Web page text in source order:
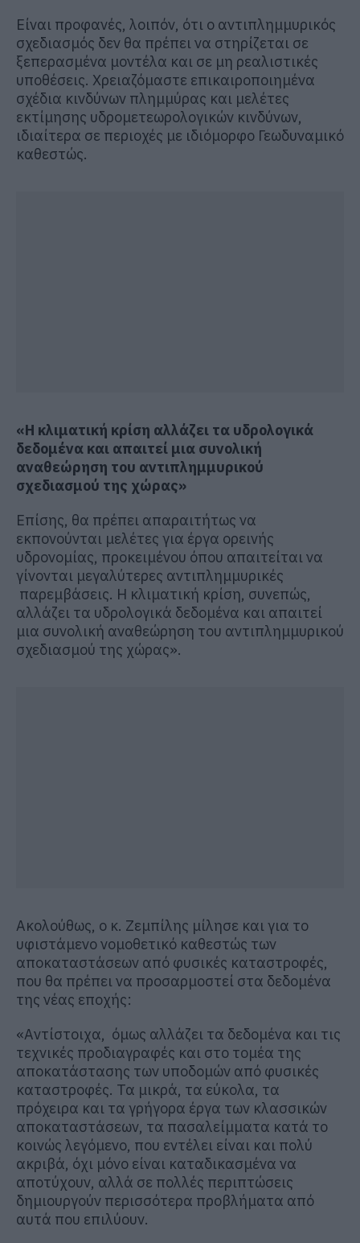
Είναι προφανές, λοιπόν, ότι ο αντιπλημμυρικός
σχεδιασμός δεν θα πρέπει να στηρίζεται σε
ξεπερασμένα μοντέλα και σε μη ρεαλιστικές
υποθέσεις. Χρειαζόμαστε επικαιροποιημένα
σχέδια κινδύνων πλημμύρας και μελέτες
εκτίμησης υδρομετεωρολογικών κινδύνων,
ιδιαίτερα σε περιοχές με ιδιόμορφο Γεωδυναμικό
καθεστώς.
«Η κλιματική κρίση αλλάζει τα υδρολογικά
δεδομένα και απαιτεί μια συνολική
αναθεώρηση του αντιπλημμυρικού
σχεδιασμού της χώρας»
Επίσης, θα πρέπει απαραιτήτως να
εκπονούνται μελέτες για έργα ορεινής
υδρονομίας, προκειμένου όπου απαιτείται να
γίνονται μεγαλύτερες αντιπλημμυρικές
παρεμβάσεις. Η κλιματική κρίση, συνεπώς,
αλλάζει τα υδρολογικά δεδομένα και απαιτεί
μια συνολική αναθεώρηση του αντιπλημμυρικού
σχεδιασμού της χώρας».
Ακολούθως, ο κ. Ζεμπίλης μίλησε και για το
υφιστάμενο νομοθετικό καθεστώς των
αποκαταστάσεων από φυσικές καταστροφές,
που θα πρέπει να προσαρμοστεί στα δεδομένα
της νέας εποχής:
«Αντίστοιχα, όμως αλλάζει τα δεδομένα και τις
τεχνικές προδιαγραφές και στο τομέα της
αποκατάστασης των υποδομών από φυσικές
καταστροφές. Τα μικρά, τα εύκολα, τα
πρόχειρα και τα γρήγορα έργα των κλασσικών
αποκαταστάσεων, τα πασαλείμματα κατά το
κοινώς λεγόμενο, που εντέλει είναι και πολύ
ακριβά, όχι μόνο είναι καταδικασμένα να
αποτύχουν, αλλά σε πολλές περιπτώσεις
δημιουργούν περισσότερα προβλήματα από
αυτά που επιλύουν.